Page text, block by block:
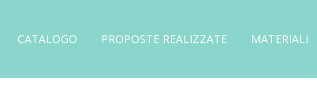
CATALOGO PROPOSTE REALIZZATE MATERIALI